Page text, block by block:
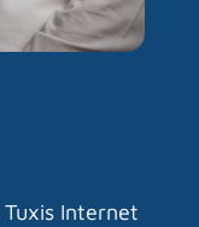
Internet